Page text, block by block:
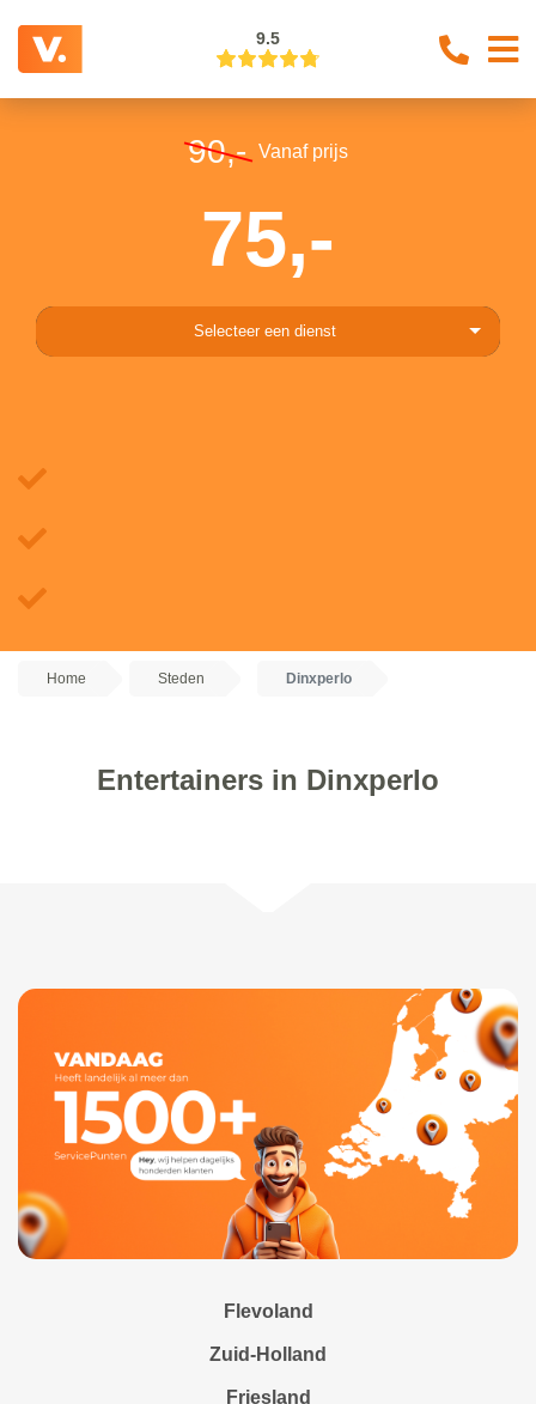
9.5
90,- Vanaf prijs
75,-
Selecteer een dienst
Home Steden Dinxperlo
Entertainers in Dinxperlo
Flevoland
Zuid-Holland
Friesland